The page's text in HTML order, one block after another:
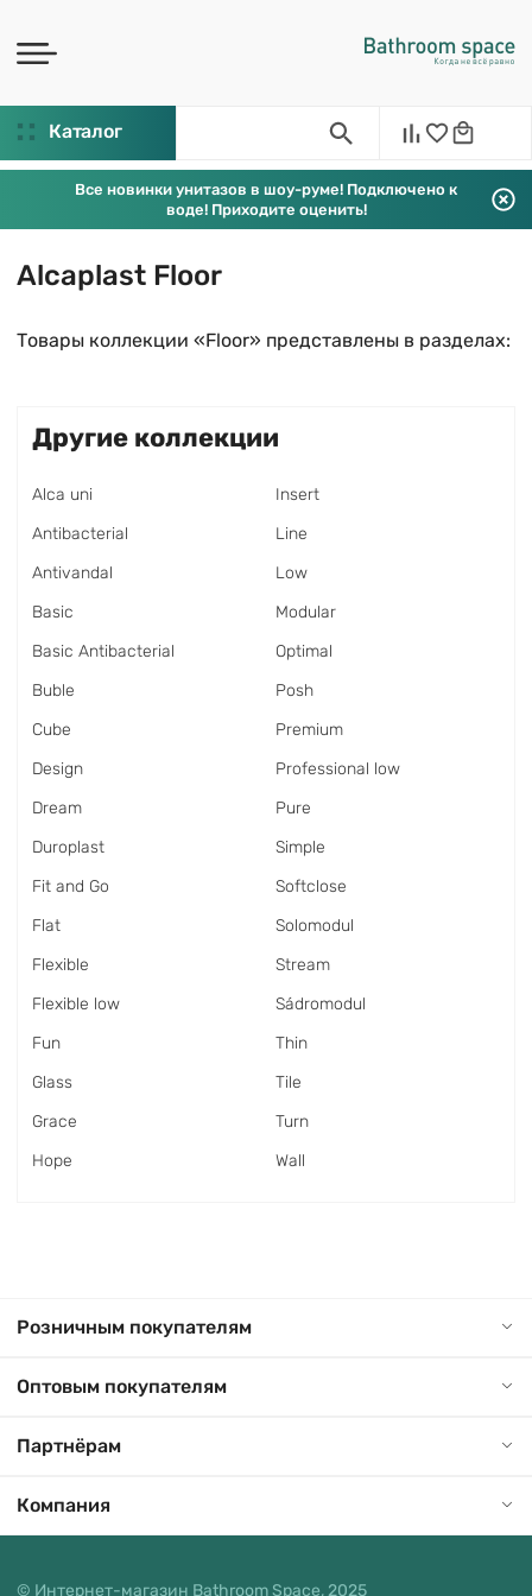
Каталог
Все новинки унитазов в шоу-руме! Подключено к
воде! Приходите оценить!
Alcaplast Floor
Товары коллекции «Floor» представлены в разделах:
Другие коллекции
Alca uni
Antibacterial
Antivandal
Basic
Basic Antibacterial
Buble
Cube
Design
Dream
Duroplast
Fit and Go
Flat
Flexible
Flexible low
Fun
Glass
Grace
Hope
Insert
Line
Low
Modular
Optimal
Posh
Premium
Professional low
Pure
Simple
Softclose
Solomodul
Stream
Sádromodul
Thin
Tile
Turn
Wall
Розничным покупателям
Оптовым покупателям
Партнёрам
Компания
© Интернет-магазин Bathroom Space, 2025